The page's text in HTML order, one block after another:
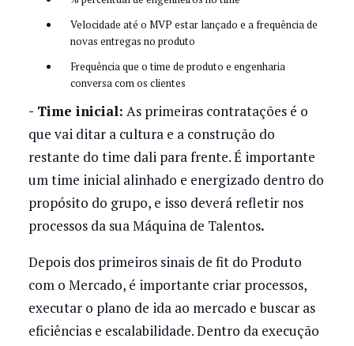
Velocidade até o MVP estar lançado e a frequência de
novas entregas no produto
Frequência que o time de produto e engenharia
conversa com os clientes
- Time inicial: As primeiras contratações é o
que vai ditar a cultura e a construção do
restante do time dali para frente. É importante
um time inicial alinhado e energizado dentro do
propósito do grupo, e isso deverá refletir nos
processos da sua Máquina de Talentos.
Depois dos primeiros sinais de fit do Produto
com o Mercado, é importante criar processos,
executar o plano de ida ao mercado e buscar as
eficiências e escalabilidade. Dentro da execução